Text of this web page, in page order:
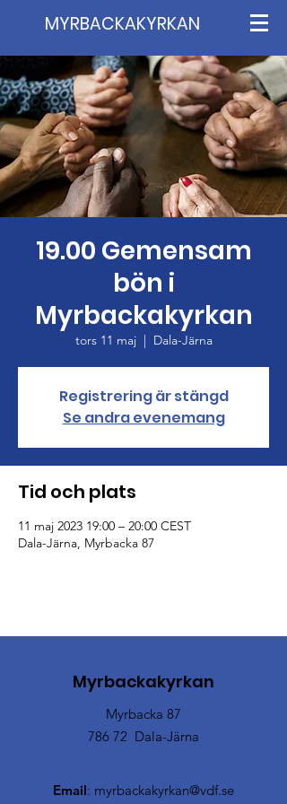
MYRBACKAKYRKAN
19.00 Gemensam
bön i
Myrbackakyrkan
tors 11 maj
  |
Dala-Järna
Registrering är stängd
Se andra evenemang
Tid och plats
11 maj 2023 19:00 – 20:00 CEST
Dala-Järna, Myrbacka 87
Myrbackakyrkan
Myrbacka 87
786 72 Dala-Järna
Email: myrbackakyrkan@vdf.se